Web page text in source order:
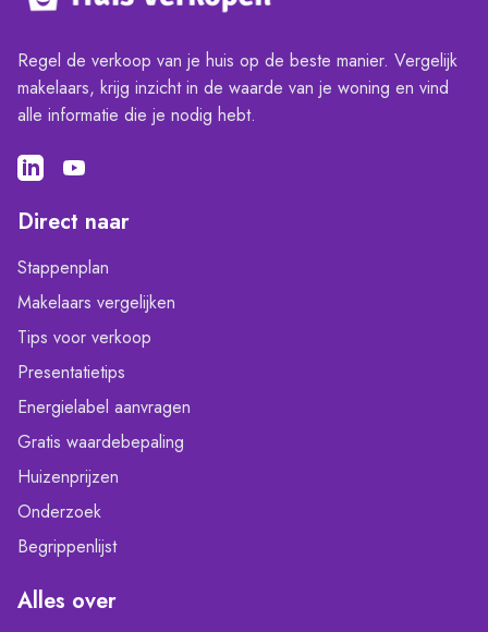
Regel de verkoop van je huis op de beste manier. Vergelijk
makelaars, krijg inzicht in de waarde van je woning en vind
alle informatie die je nodig hebt.
Direct naar
Stappenplan
Makelaars vergelijken
Tips voor verkoop
Presentatietips
Energielabel aanvragen
Gratis waardebepaling
Huizenprijzen
Onderzoek
Begrippenlijst
Alles over